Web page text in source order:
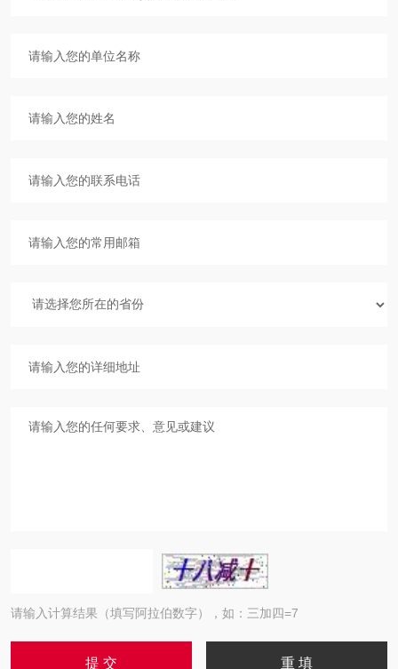
请输入计算结果（填写阿拉伯数字），如：三加四=7